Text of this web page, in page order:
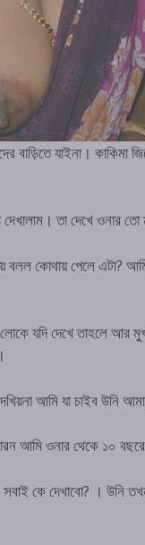
বাড়িতে যাইনা। কাকিমা
তা দেখে ওনার
কোথায় পেলে এটা?
যদি দেখে তাহলে আর
আমি যা চাইব উনি
আমি ওনার থেকে ১০
কে দেখাবো? । উনি